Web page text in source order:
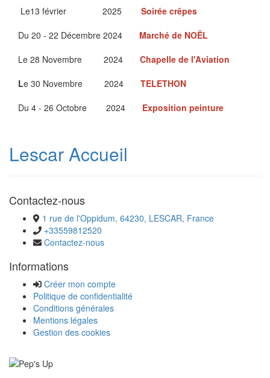
Le13 février 2025
Soirée crêpes
Du 20 - 22 Décembre 2024 Marché de NOËL
Le 28 Novembre 2024
Chapelle de l'Aviation
Le 30 Novembre 2024 TELETHON
Du 4 - 26 Octobre 2024
Exposition peinture
Lescar Accueil
Contactez-nous
1 rue de l'Oppidum, 64230, LESCAR, France
+33559812520
Contactez-nous
Informations
Créer mon compte
Politique de confidentialité
Conditions générales
Mentions légales
Gestion des cookies